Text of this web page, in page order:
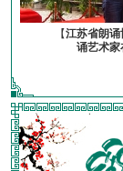
【江苏省朗诵
诵艺术家